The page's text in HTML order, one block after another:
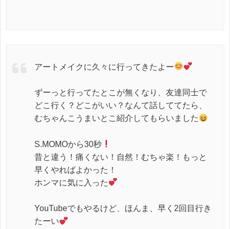
アートメイクに久々に行ってきたよー
ずーっと行ってたとこが無くなり、友達同士で
どこ行く？どこがいい？なんて話しててたら、
むちゃんこうまいとこ紹介してもらいました
S.MOMOから30秒
昔と違う！痛くない！自然！むちゃ楽！もっと
早くやればよかった！
ホンマに気に入った
YouTubeでもやるけど、ほんま、早く2回目行き
たーい